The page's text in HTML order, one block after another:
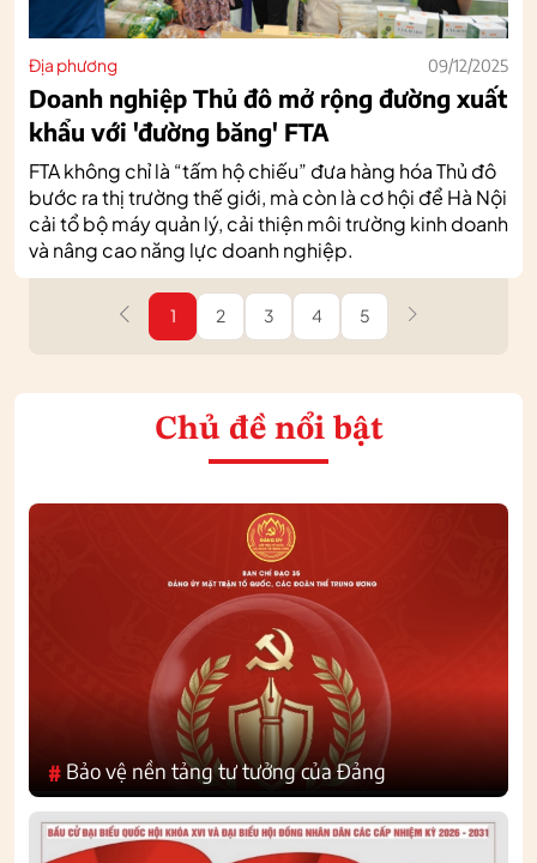
Địa phương 09/12/2025
Doanh nghiệp Thủ đô mở rộng đường xuất
khẩu với 'đường băng' FTA
FTA không chỉ là “tấm hộ chiếu” đưa hàng hóa Thủ đô
bước ra thị trường thế giới, mà còn là cơ hội để Hà Nội
cải tổ bộ máy quản lý, cải thiện môi trường kinh doanh
và nâng cao năng lực doanh nghiệp.
1 2 3 4 5
Chủ đề nổi bật
# Bảo vệ nền tảng tư tưởng của Đảng